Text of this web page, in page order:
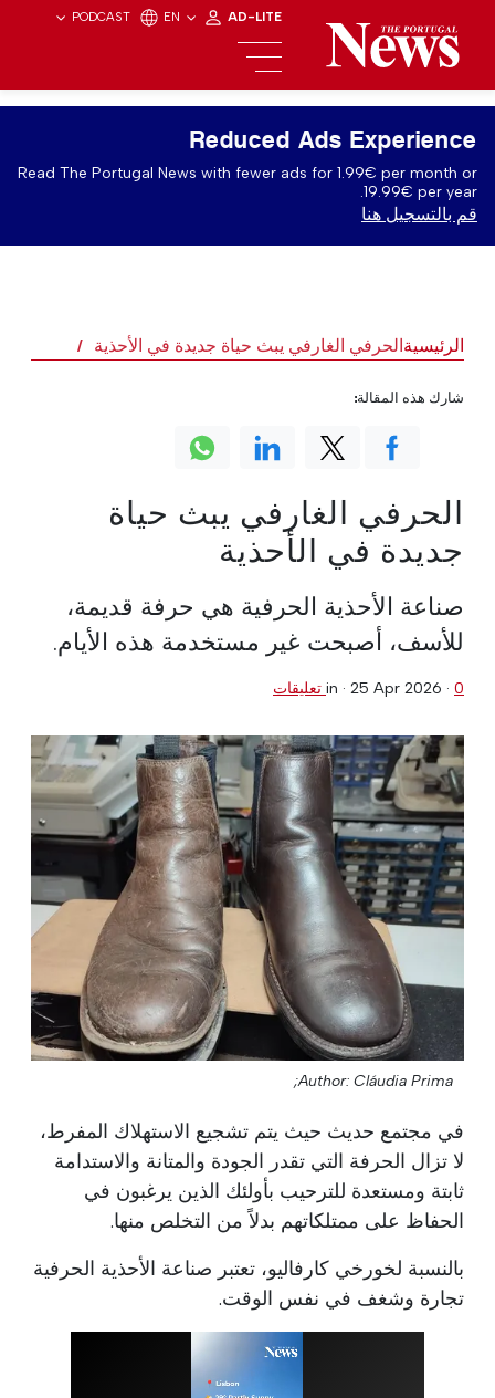
PODCAST EN AD-LITE
Reduced Ads Experience
Read The Portugal News with fewer ads for 1.99€ per month or
19.99€ per year.
قم بالتسجيل هنا
الرئيسيةالحرفي الغارفي يبث حياة جديدة في الأحذية
الحرفي الغارفي يبث حياة
جديدة في الأحذية
صناعة الأحذية الحرفية هي حرفة قديمة،
للأسف، أصبحت غير مستخدمة هذه الأيام.
in · 25 Apr 2026 · 0 تعليقات
Author: Cláudia Prima;
في مجتمع حديث حيث يتم تشجيع الاستهلاك المفرط،
لا تزال الحرفة التي تقدر الجودة والمتانة والاستدامة
ثابتة ومستعدة للترحيب بأولئك الذين يرغبون في
الحفاظ على ممتلكاتهم بدلاً من التخلص منها.
بالنسبة لخورخي كارفاليو، تعتبر صناعة الأحذية الحرفية
تجارة وشغف في نفس الوقت.
شارك هذه المقالة: